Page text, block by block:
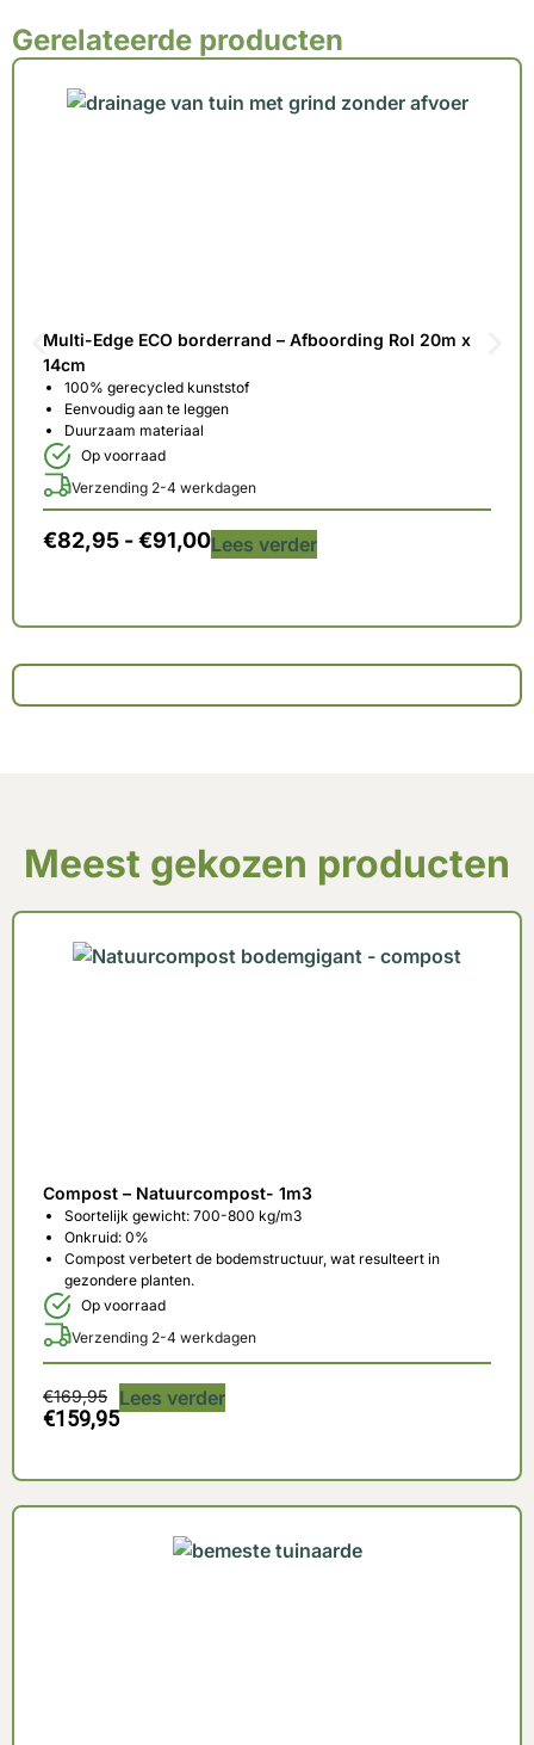
Gerelateerde producten
Multi-Edge ECO borderrand – Afboording Rol 20m x
14cm
100% gerecycled kunststof
Eenvoudig aan te leggen
Duurzaam materiaal
Op voorraad
Verzending 2-4 werkdagen
€82,95 -€91,00Lees verder
Meest gekozen producten
Compost – Natuurcompost- 1m3
Soortelijk gewicht: 700-800 kg/m3
Onkruid: 0%
Compost verbetert de bodemstructuur, wat resulteert in
gezondere planten.
Op voorraad
Verzending 2-4 werkdagen
€169,95
€159,95
Lees verder